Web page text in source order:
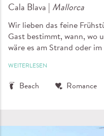
Cala Blava | Mallorca
Wir lieben das feine
Gast bestimmt, wann, wo
wäre es am Strand oder
WEITERLESEN
Beach Romance